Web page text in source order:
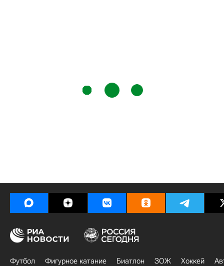
Футбол Фигурное катание Биатлон ЗОЖ Хоккей